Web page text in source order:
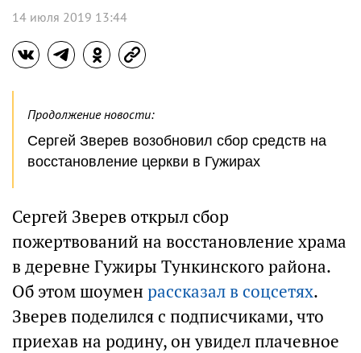
14 июля 2019 13:44
Продолжение новости:
Сергей Зверев возобновил сбор средств на
восстановление церкви в Гужирах
Сергей Зверев открыл сбор
пожертвований на восстановление храма
в деревне Гужиры Тункинского района.
Об этом шоумен рассказал в соцсетях.
Зверев поделился с подписчиками, что
приехав на родину, он увидел плачевное